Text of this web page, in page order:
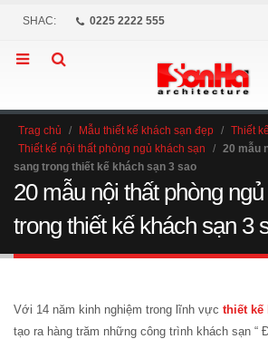
SHAC: 0225 2222 555
Trag chủ / Mẫu thiết kế khách sạn đẹp / Thiết
Thiết kế nội thất phòng ngủ khách sạn
/ 20 mẫu
sang trong thiết kế khách sạn 3 sao
20 mẫu nội thất phòng
trong thiết kế khách sạn 3
Với 14 năm kinh nghiệm trong lĩnh vực thiết kế
tạo ra hàng trăm những công trình khách sạn “